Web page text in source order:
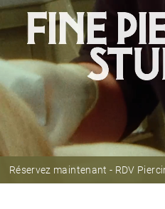
Réservez maintenant - RDV